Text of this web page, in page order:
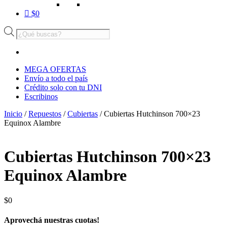
$0
Búsqueda
de
MEGA OFERTAS
Envío a todo el país
Crédito solo con tu DNI
Escribinos
Inicio /Repuestos /Cubiertas / Cubiertas Hutchinson 700×23
Equinox Alambre
Cubiertas Hutchinson 700×23
Equinox Alambre
$0
Aprovechá nuestras cuotas!